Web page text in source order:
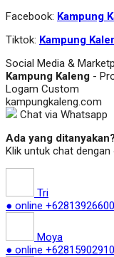
Facebook: Kampung
Tiktok: Kampung
Social Media &
Kampung Kaleng -
Logam Custom
kampungkaleng.com
Chat via Whatsapp
Ada yang ditanyakan?
Klik untuk chat
Tri
● online
Moya
● online